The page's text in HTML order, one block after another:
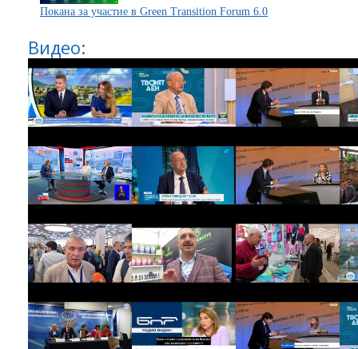
Покана за участие в Green Transition Forum 6.0
Видео: